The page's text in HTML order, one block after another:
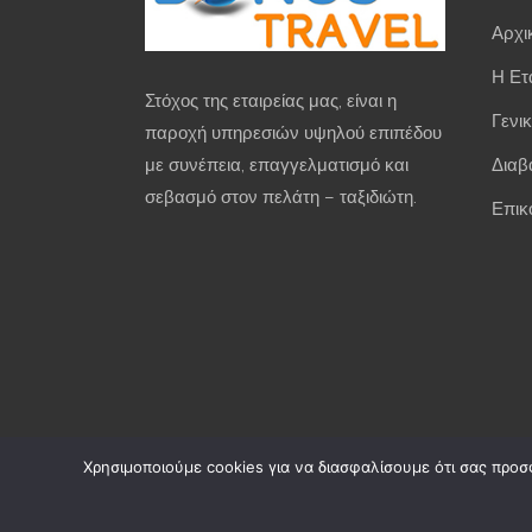
Στόχος της εταιρείας μας, είναι η
παροχή υπηρεσιών υψηλού επιπέδου
με συνέπεια, επαγγελματισμό και
σεβασμό στον πελάτη – ταξιδιώτη.
Η
Χρησιμοποιούμε cookies για να διασφαλίσουμε ότι σας